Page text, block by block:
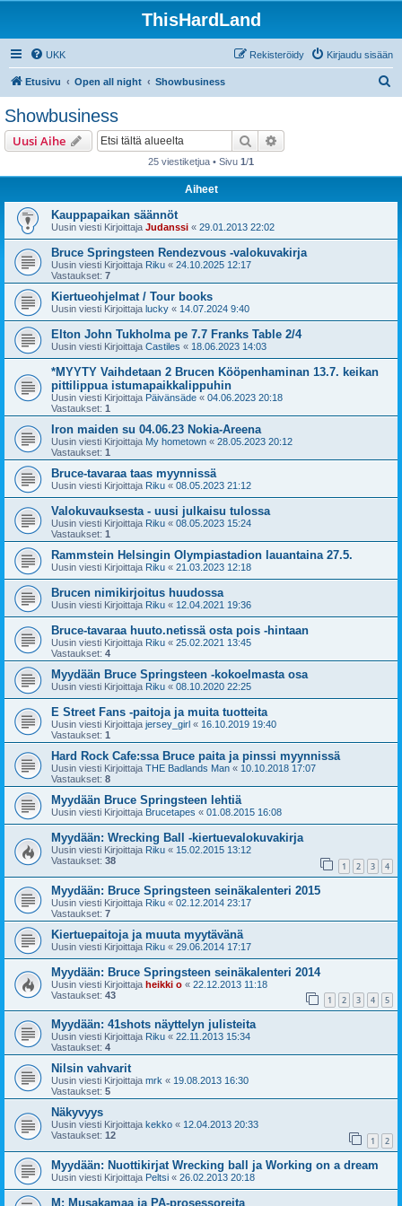
ThisHardLand
UKK Kirjaudu sisään
Rekisteröidy
Etusivu Open all night Showbusiness
Showbusiness
Uusi Aihe Etsi
25 viestiketjua • Sivu 1/1
Aiheet
Kauppapaikan säännöt
Uusin viesti Kirjoittaja Judanssi « 29.01.2013 22:02
Bruce Springsteen Rendezvous -valokuvakirja
Uusin viesti Kirjoittaja Riku « 24.10.2025 12:17
Vastaukset: 7
Kiertueohjelmat / Tour books
Uusin viesti Kirjoittaja lucky « 14.07.2024 9:40
Elton John Tukholma pe 7.7 Franks Table 2/4
Uusin viesti Kirjoittaja Castiles « 18.06.2023 14:03
*MYYTY Vaihdetaan 2 Brucen Kööpenhaminan 13.7. keikan
pittilippua istumapaikkalippuhin
Uusin viesti Kirjoittaja Päivänsäde « 04.06.2023 20:18
Vastaukset: 1
Iron maiden su 04.06.23 Nokia-Areena
Uusin viesti Kirjoittaja My hometown « 28.05.2023 20:12
Vastaukset: 1
Bruce-tavaraa taas myynnissä
Uusin viesti Kirjoittaja Riku « 08.05.2023 21:12
Valokuvauksesta - uusi julkaisu tulossa
Uusin viesti Kirjoittaja Riku « 08.05.2023 15:24
Vastaukset: 1
Rammstein Helsingin Olympiastadion lauantaina 27.5.
Uusin viesti Kirjoittaja Riku « 21.03.2023 12:18
Brucen nimikirjoitus huudossa
Uusin viesti Kirjoittaja Riku « 12.04.2021 19:36
Bruce-tavaraa huuto.netissä osta pois -hintaan
Uusin viesti Kirjoittaja Riku « 25.02.2021 13:45
Vastaukset: 4
Myydään Bruce Springsteen -kokoelmasta osa
Uusin viesti Kirjoittaja Riku « 08.10.2020 22:25
E Street Fans -paitoja ja muita tuotteita
Uusin viesti Kirjoittaja jersey_girl « 16.10.2019 19:40
Vastaukset: 1
Hard Rock Cafe:ssa Bruce paita ja pinssi myynnissä
Uusin viesti Kirjoittaja THE Badlands Man « 10.10.2018 17:07
Vastaukset: 8
Myydään Bruce Springsteen lehtiä
Uusin viesti Kirjoittaja Brucetapes « 01.08.2015 16:08
Myydään: Wrecking Ball -kiertuevalokuvakirja
Uusin viesti Kirjoittaja Riku « 15.02.2015 13:12
Vastaukset: 38 1 2 3 4
Myydään: Bruce Springsteen seinäkalenteri 2015
Uusin viesti Kirjoittaja Riku « 02.12.2014 23:17
Vastaukset: 7
Kiertuepaitoja ja muuta myytävänä
Uusin viesti Kirjoittaja Riku « 29.06.2014 17:17
Myydään: Bruce Springsteen seinäkalenteri 2014
Uusin viesti Kirjoittaja heikki o « 22.12.2013 11:18
Vastaukset: 43 1 2 3 4 5
Myydään: 41shots näyttelyn julisteita
Uusin viesti Kirjoittaja Riku « 22.11.2013 15:34
Vastaukset: 4
Nilsin vahvarit
Uusin viesti Kirjoittaja mrk « 19.08.2013 16:30
Vastaukset: 5
Näkyvyys
Uusin viesti Kirjoittaja kekko « 12.04.2013 20:33
Vastaukset: 12 1 2
Myydään: Nuottikirjat Wrecking ball ja Working on a dream
Uusin viesti Kirjoittaja Peltsi « 26.02.2013 20:18
M: Musakamaa ja PA-prosessoreita